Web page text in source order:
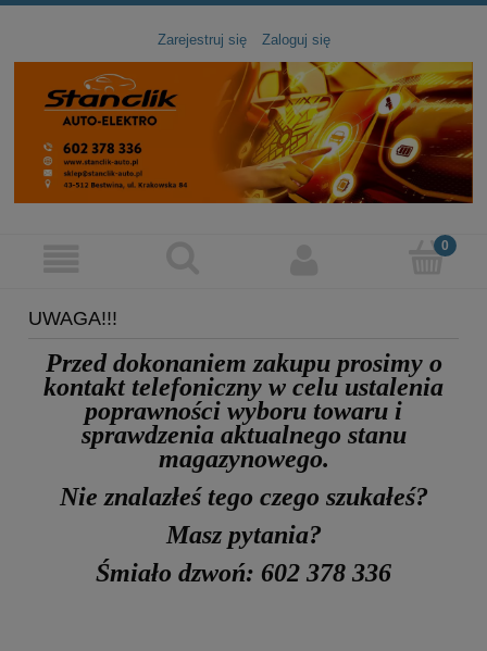
Zarejestruj się Zaloguj się
UWAGA!!!
Przed dokonaniem zakupu prosimy o
kontakt telefoniczny w celu ustalenia
poprawności wyboru towaru i
sprawdzenia aktualnego stanu
magazynowego.
Nie znalazłeś tego czego szukałeś?
Masz pytania?
Śmiało dzwoń: 602 378 336